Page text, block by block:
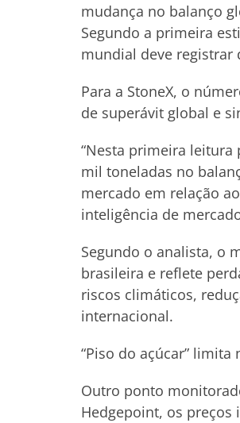
mudança no balanço
Segundo a primeira
mundial deve registrar
Para a StoneX, o
de superávit global e
“Nesta primeira
mil toneladas no
mercado em relação
inteligência de
Segundo o analista, o
brasileira e reflete
riscos climáticos,
internacional.
“Piso do açúcar” limita
Outro ponto
Hedgepoint, os